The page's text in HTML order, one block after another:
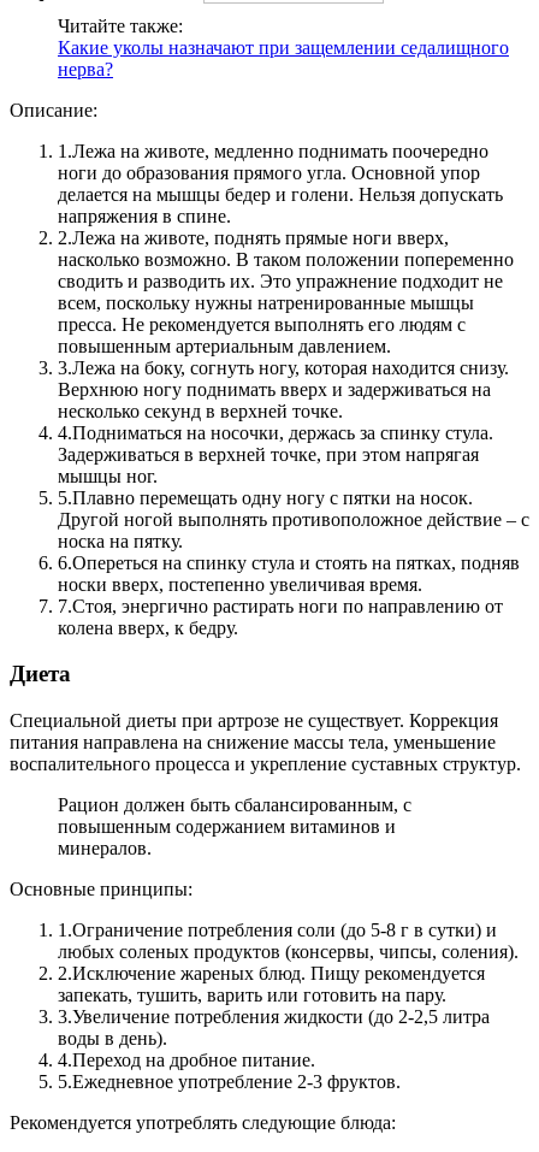
Читайте также:
Какие уколы назначают при защемлении седалищного
нерва?
Описание:
1.Лежа на животе, медленно поднимать поочередно
ноги до образования прямого угла. Основной упор
делается на мышцы бедер и голени. Нельзя допускать
напряжения в спине.
2.Лежа на животе, поднять прямые ноги вверх,
насколько возможно. В таком положении попеременно
сводить и разводить их. Это упражнение подходит не
всем, поскольку нужны натренированные мышцы
пресса. Не рекомендуется выполнять его людям с
повышенным артериальным давлением.
3.Лежа на боку, согнуть ногу, которая находится снизу.
Верхнюю ногу поднимать вверх и задерживаться на
несколько секунд в верхней точке.
4.Подниматься на носочки, держась за спинку стула.
Задерживаться в верхней точке, при этом напрягая
мышцы ног.
5.Плавно перемещать одну ногу с пятки на носок.
Другой ногой выполнять противоположное действие – с
носка на пятку.
6.Опереться на спинку стула и стоять на пятках, подняв
носки вверх, постепенно увеличивая время.
7.Стоя, энергично растирать ноги по направлению от
колена вверх, к бедру.
Диета
Специальной диеты при артрозе не существует. Коррекция
питания направлена на снижение массы тела, уменьшение
воспалительного процесса и укрепление суставных структур.
Рацион должен быть сбалансированным, с
повышенным содержанием витаминов и
минералов.
Основные принципы:
1.Ограничение потребления соли (до 5-8 г в сутки) и
любых соленых продуктов (консервы, чипсы, соления).
2.Исключение жареных блюд. Пищу рекомендуется
запекать, тушить, варить или готовить на пару.
3.Увеличение потребления жидкости (до 2-2,5 литра
воды в день).
4.Переход на дробное питание.
5.Ежедневное употребление 2-3 фруктов.
Рекомендуется употреблять следующие блюда: